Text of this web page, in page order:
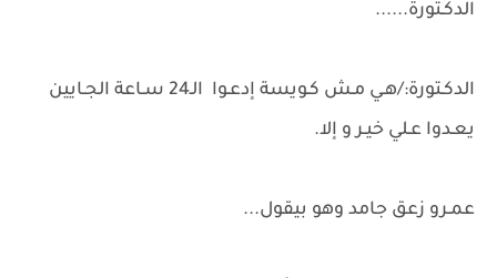
الدكـتورة......
الدكـتورة:/هـي مـش كـويسة إدعـوا الـ24 سـاعة الجـايين
يعـدوا عـلي خيـر و إلا.
عمـرو زعق جامد وهو بيقول...